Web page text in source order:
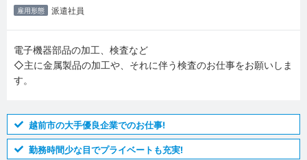
雇用形態 派遣社員
電子機器部品の加工、検査など
◇主に金属製品の加工や、それに伴う検査のお仕事をお願いしま
す。
越前市の大手優良企業でのお仕事!
勤務時間少な目でプライベートも充実!